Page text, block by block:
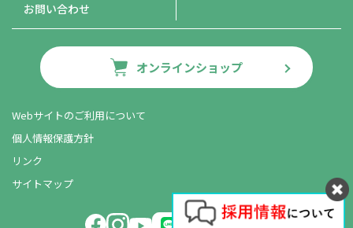
お問い合わせ
オンラインショップ
Webサイトのご利用について
個人情報保護方針
リンク
サイトマップ
LINE友だち追加